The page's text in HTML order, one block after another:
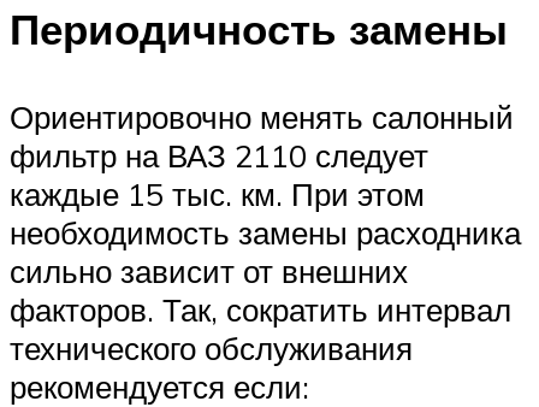
Периодичность замены
Ориентировочно менять салонный
фильтр на ВАЗ 2110 следует
каждые 15 тыс. км. При этом
необходимость замены расходника
сильно зависит от внешних
факторов. Так, сократить интервал
технического обслуживания
рекомендуется если: